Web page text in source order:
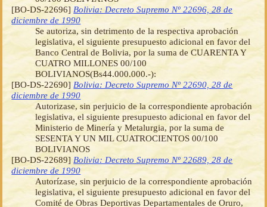
[BO-DS-22696] Bolivia: Decreto Supremo Nº 22696, 28 de
diciembre de 1990
Se autoriza, sin detrimento de la respectiva aprobación
legislativa, el siguiente presupuesto adicional en favor del
Banco Central de Bolivia, por la suma de CUARENTA Y
CUATRO MILLONES 00/100
BOLIVIANOS(Bs44.000.000.-):
[BO-DS-22690] Bolivia: Decreto Supremo Nº 22690, 28 de
diciembre de 1990
Autorizase, sin perjuicio de la correspondiente aprobación
legislativa, el siguiente presupuesto adicional en favor del
Ministerio de Minería y Metalurgia, por la suma de
SESENTA Y UN MIL CUATROCIENTOS 00/100
BOLIVIANOS
[BO-DS-22689] Bolivia: Decreto Supremo Nº 22689, 28 de
diciembre de 1990
Autorízase, sin perjuicio de la correspondiente aprobación
legislativa, el siguiente presupuesto adicional en favor del
Comité de Obras Deportivas Departamentales de Oruro,